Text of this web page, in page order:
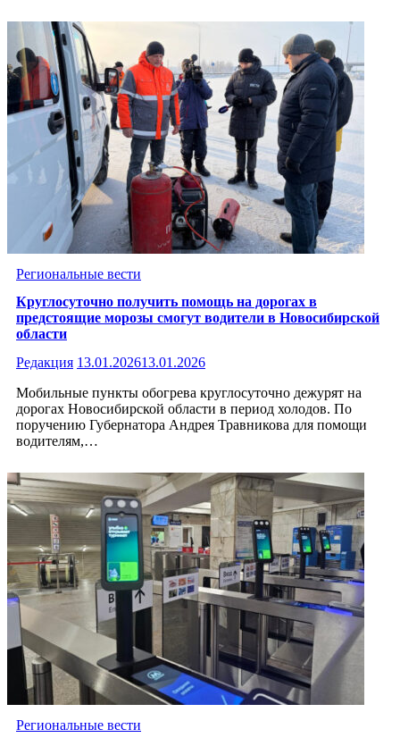
Региональные вести
Круглосуточно получить помощь на дорогах в
предстоящие морозы смогут водители в Новосибирской
области
Редакция 13.01.202613.01.2026
Мобильные пункты обогрева круглосуточно дежурят на
дорогах Новосибирской области в период холодов. По
поручению Губернатора Андрея Травникова для помощи
водителям,…
Региональные вести